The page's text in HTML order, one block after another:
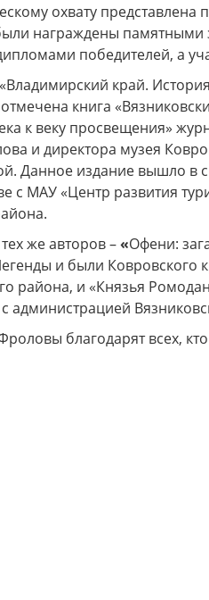
на Клязьме»
Городок)
мастерская
Дорогие
охвату представлена
награждены памятными
победителей, а
край.
книга
к веку просвещения»
и директора музея
Данное издание вышло в
с МАУ «Центр развития
же авторов –«Офени:
и были Ковровского
района, и «Князья
администрацией
благодарят всех,